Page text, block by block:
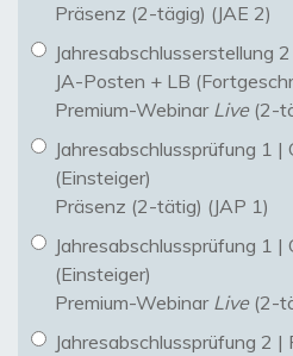
Präsenz (2-tägig) (JAE 2)
Jahresabschlusserstellung
JA-Posten + LB
Premium-Webinar Live (2-
Jahresabschlussprüfung 1 |
(Einsteiger)
Präsenz (2-tätig) (JAP 1)
Jahresabschlussprüfung 1 |
(Einsteiger)
Premium-Webinar Live (2-
Jahresabschlussprüfung 2